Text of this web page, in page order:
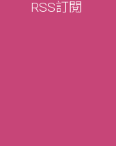
RSS訂閱